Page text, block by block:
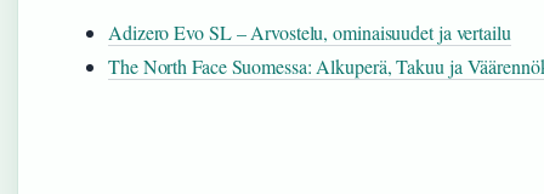
Adizero Evo SL – Arvostelu, ominaisuudet ja vertailu
The North Face Suomessa: Alkuperä, Takuu ja